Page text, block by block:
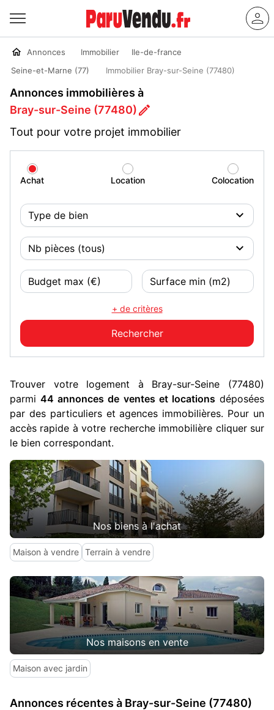
Annonces Immobilier
Ile-de-france
Seine-et-Marne (77)
Immobilier Bray-sur-Seine (77480)
Annonces immobilières à
Bray-sur-Seine (77480)
Tout pour votre projet immobilier
Achat Location Colocation
+ de critères
Trouver votre logement à Bray-sur-Seine (77480)
parmi44 annonces de ventes et locations déposées
par des particuliers et agences immobilières. Pour un
accès rapide à votre recherche immobilière cliquer sur
le bien correspondant.
Nos biens à l'achat
Maison à vendre Terrain à vendre
Nos maisons en vente
Maison avec jardin
Annonces récentes à Bray-sur-Seine (77480)